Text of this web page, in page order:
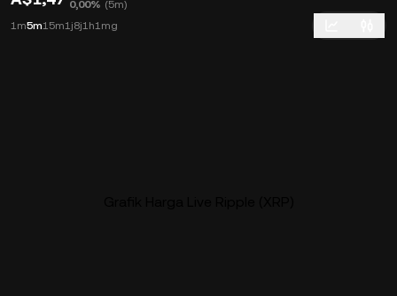
0,00% (5m)
1m5m15m1j8j1h1mg